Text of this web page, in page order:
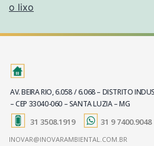
o lixo
AV. BEIRA RIO, 6.058 / 6.068 – DISTRITO
– CEP 33040-060 – SANTA LUZIA – MG
31 3508.1919 31 9 7400.9048
INOVAR@INOVARAMBIENTAL.COM.BR